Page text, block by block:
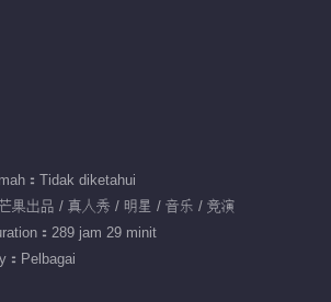
：Tidak diketahui
果出品 / 真人秀 / 明星 / 音乐 / 竞演
：289 jam 29 minit
：Pelbagai